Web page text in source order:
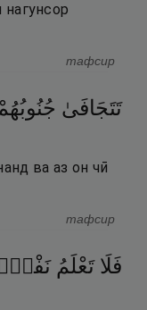
тафсир
تَتَجَافَىٰ
ва аз он чӣ
тафсир
فَلَا تَعْلَمُ